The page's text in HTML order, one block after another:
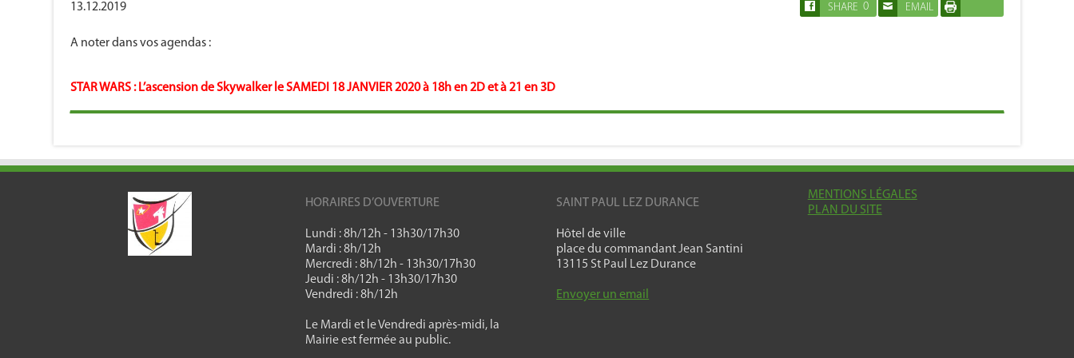
13.12.2019
SHARE 0 EMAIL
A noter dans vos agendas :
STAR WARS : L’ascension de Skywalker le SAMEDI 18 JANVIER 2020 à 18h en 2D et à 21 en 3D
HORAIRES D’OUVERTURE
Lundi : 8h/12h - 13h30/17h30
Mardi : 8h/12h
Mercredi : 8h/12h - 13h30/17h30
Jeudi : 8h/12h - 13h30/17h30
Vendredi : 8h/12h
Le Mardi et le Vendredi après-midi, la
Mairie est fermée au public.
SAINT PAUL LEZ DURANCE
Hôtel de ville
place du commandant Jean Santini
13115 St Paul Lez Durance
Envoyer un email
MENTIONS LÉGALES
PLAN DU SITE